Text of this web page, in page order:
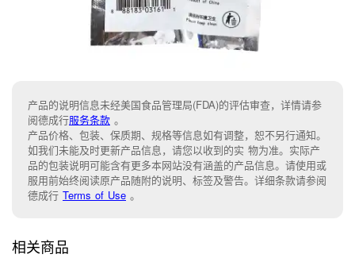
产品的说明信息未经美国食品管理局(FDA)的评估审查，详情请参
阅德成行服务条款 。
产品价格、包装、保质期、规格等信息如有调整，恕不另行通知。
如我们未能及时更新产品信息，请您以收到的实 物为准。实际产
品的包装说明可能含有更多本网站没有涵盖的产品信息。请使用或
服用前始终阅读原产品随附的说明、标签及警告。详细条款请参阅
德成行 Terms of Use 。
相关商品